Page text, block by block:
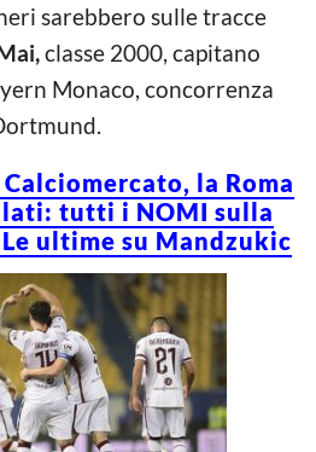
sarebbero sulle tracce
classe 2000, capitano
Monaco, concorrenza
Calciomercato, la Roma
tutti i NOMI sulla
ultime su Mandzukic